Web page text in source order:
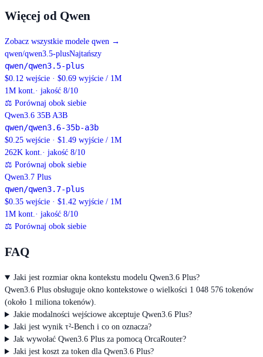
Więcej od Qwen
Zobacz wszystkie modele qwen →
qwen/qwen3.5-plusNajtańszy
qwen/qwen3.5-plus
$0.12 wejście · $0.69 wyjście / 1M
1M kont.· jakość 8/10
⚖ Porównaj obok siebie
Qwen3.6 35B A3B
qwen/qwen3.6-35b-a3b
$0.25 wejście · $1.49 wyjście / 1M
262K kont.· jakość 8/10
⚖ Porównaj obok siebie
Qwen3.7 Plus
qwen/qwen3.7-plus
$0.35 wejście · $1.42 wyjście / 1M
1M kont.· jakość 8/10
⚖ Porównaj obok siebie
FAQ
Jaki jest rozmiar okna kontekstu modelu Qwen3.6 Plus?
Qwen3.6 Plus obsługuje okno kontekstowe o wielkości 1 048 576 tokenów
(około 1 miliona tokenów).
Jakie modalności wejściowe akceptuje Qwen3.6 Plus?
Jaki jest wynik τ²-Bench i co on oznacza?
Jak wywołać Qwen3.6 Plus za pomocą OrcaRouter?
Jaki jest koszt za token dla Qwen3.6 Plus?